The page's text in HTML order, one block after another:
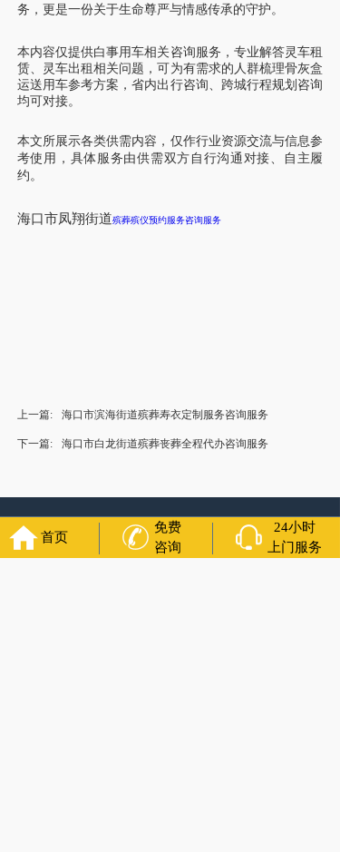
务，更是一份关于生命尊严与情感传承的守护。
本内容仅提供白事用车相关咨询服务，专业解答灵车租
赁、灵车出租相关问题，可为有需求的人群梳理骨灰盒
运送用车参考方案，省内出行咨询、跨城行程规划咨询
均可对接。
本文所展示各类供需内容，仅作行业资源交流与信息参
考使用，具体服务由供需双方自行沟通对接、自主履
约。
海口市凤翔街道殡葬殡仪预约服务咨询服务
上一篇: 海口市滨海街道殡葬寿衣定制服务咨询服务
下一篇: 海口市白龙街道殡葬丧葬全程代办咨询服务
友情链接： 殡葬服务 苏州丧葬公司 石家庄殡葬一条龙长沙殡
葬服务公司
南昌青山湖遗体转运 呼和浩特灵车出租公司 哈尔
滨道里区丧葬用品西宁城东区白事服务潍坊奎文区殡仪馆服
首页
免费
咨询
24小时
上门服务